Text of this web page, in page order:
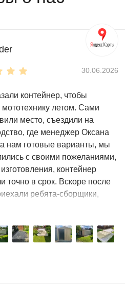
30.06.2026
контейнер, чтобы
мототехнику летом. Сами
место, съездили на
где менеджер Оксана
нам готовые варианты, мы
с своими пожеланиями,
контейнер
точно в срок. Вскоре после
ребята-сборщики,
пару часов, всё собрали.
всем советуем эту фирму.